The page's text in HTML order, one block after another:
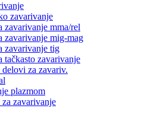
zavarivanje
zavarivanje mma/rel
zavarivanje mig-mag
zavarivanje tig
tačkasto zavarivanje
za zavariv.
plazmom
za zavarivanje